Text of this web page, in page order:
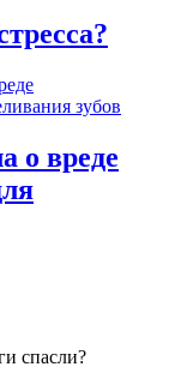
о вреде
спасли?